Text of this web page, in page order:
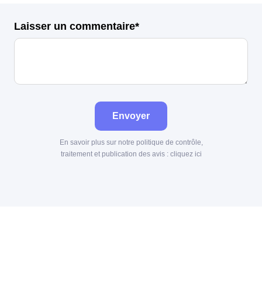
Laisser un commentaire*
Envoyer
En savoir plus sur notre politique de contrôle,
traitement et publication des avis : cliquez ici